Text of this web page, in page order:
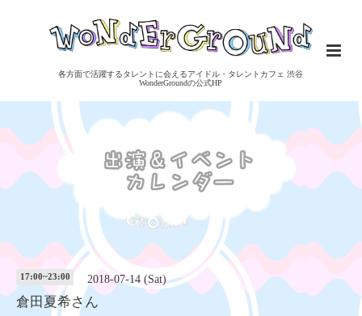
各方面で活躍するタレントに会えるアイドル・タレントカフェ 渋谷
WonderGroundの公式HP
17:00~23:00 2018-07-14 (Sat)
倉田夏希さん